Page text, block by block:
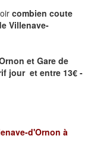
combien coute
Villenave-
et Gare de
jour et entre 13€ -
d'Ornon à